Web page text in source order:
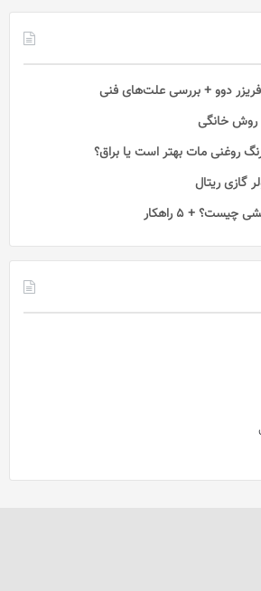
دوو + بررسی علت‌های فنی
روغنی مات بهتر است یا براق؟
گازی ریتال
+ 5 راهکار